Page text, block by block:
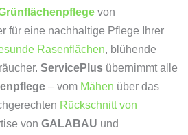
von
für eine nachhaltige Pflege Ihrer
Rasenflächen, blühende
ServicePlus übernimmt alle
– vom Mähen über das
Rückschnitt von
von GALABAU und